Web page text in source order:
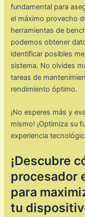
fundamental para
el máximo provecho
herramientas de
podemos obtener
identificar posibles
sistema. No olvides
tareas de
rendimiento óptimo.
¡No esperes más y
mismo! ¡Optimiza su
experiencia
¡Descubre
procesador
para
tu